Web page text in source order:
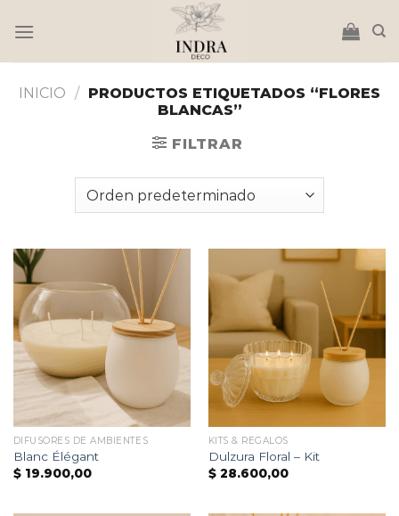
INICIO / PRODUCTOS ETIQUETADOS “FLORES
BLANCAS”
FILTRAR
DIFUSORES DE AMBIENTES
Blanc Élégant
$19.900,00
KITS & REGALOS
Dulzura Floral – Kit
$28.600,00